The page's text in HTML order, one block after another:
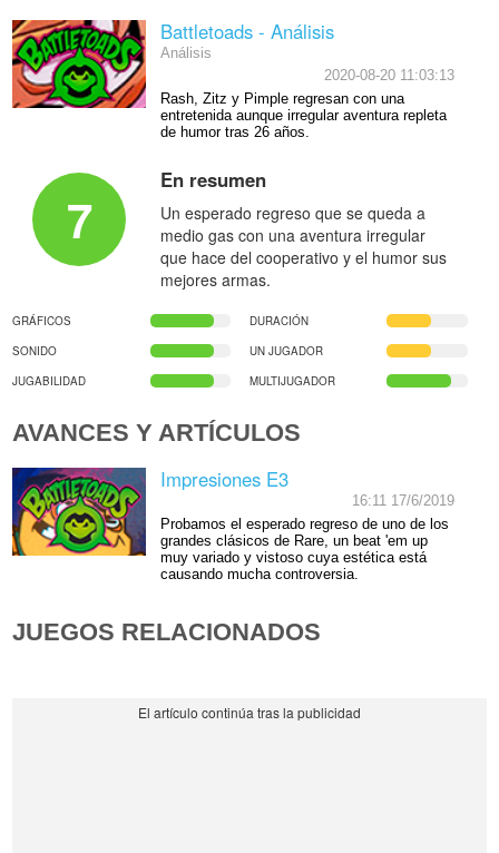
Battletoads - Análisis
Análisis
2020-08-20 11:03:13
Rash, Zitz y Pimple regresan con una
entretenida aunque irregular aventura repleta
de humor tras 26 años.
7
En resumen
Un esperado regreso que se queda a
medio gas con una aventura irregular
que hace del cooperativo y el humor sus
mejores armas.
GRÁFICOS
DURACIÓN
SONIDO
UN JUGADOR
JUGABILIDAD
MULTIJUGADOR
AVANCES Y ARTÍCULOS
Impresiones E3
16:11 17/6/2019
Probamos el esperado regreso de uno de los
grandes clásicos de Rare, un beat 'em up
muy variado y vistoso cuya estética está
causando mucha controversia.
JUEGOS RELACIONADOS